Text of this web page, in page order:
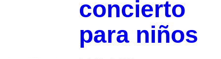
concierto
para niños